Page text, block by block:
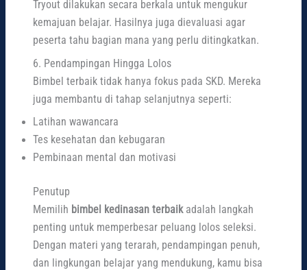
Tryout dilakukan secara berkala untuk mengukur
kemajuan belajar. Hasilnya juga dievaluasi agar
peserta tahu bagian mana yang perlu ditingkatkan.
6. Pendampingan Hingga Lolos
Bimbel terbaik tidak hanya fokus pada SKD. Mereka
juga membantu di tahap selanjutnya seperti:
Latihan wawancara
Tes kesehatan dan kebugaran
Pembinaan mental dan motivasi
Penutup
Memilih bimbel kedinasan terbaikadalah langkah
penting untuk memperbesar peluang lolos seleksi.
Dengan materi yang terarah, pendampingan penuh,
dan lingkungan belajar yang mendukung, kamu bisa